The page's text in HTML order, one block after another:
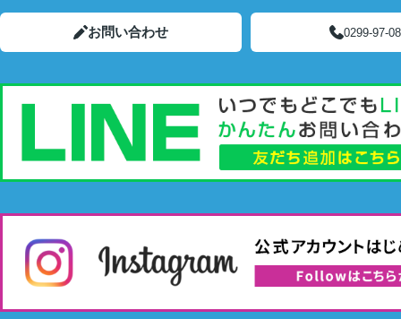
お問い合わせ 0299-97-